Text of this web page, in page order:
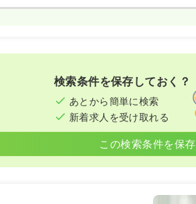
検索条件を保存しておく？
あとから簡単に検索
新着求人を受け取れる
この検索条件を保存